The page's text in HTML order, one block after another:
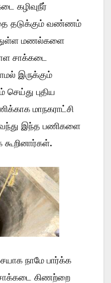
கழிவுநீர்
தடுக்கும் வண்ணம்
மணல்களை
சாக்கடை
இருக்கும்
புதிய
மாநகராட்சி
இந்த பணிகளை
நாமே பார்க்க
சாக்கடை கிணற்றை